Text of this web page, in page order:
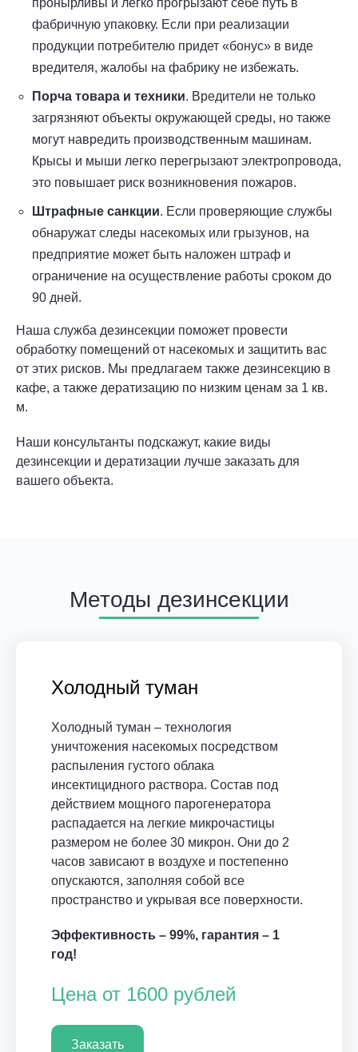
пронырливы и легко прогрызают себе путь в
фабричную упаковку. Если при реализации
продукции потребителю придет «бонус» в виде
вредителя, жалобы на фабрику не избежать.
Порча товара и техники. Вредители не только
загрязняют объекты окружающей среды, но также
могут навредить производственным машинам.
Крысы и мыши легко перегрызают электропровода,
это повышает риск возникновения пожаров.
Штрафные санкции. Если проверяющие службы
обнаружат следы насекомых или грызунов, на
предприятие может быть наложен штраф и
ограничение на осуществление работы сроком до
90 дней.
Наша служба дезинсекции поможет провести
обработку помещений от насекомых и защитить вас
от этих рисков. Мы предлагаем также дезинсекцию в
кафе, а также дератизацию по низким ценам за 1 кв.
м.
Наши консультанты подскажут, какие виды
дезинсекции и дератизации лучше заказать для
вашего объекта.
Методы дезинсекции
Холодный туман
Холодный туман – технология
уничтожения насекомых посредством
распыления густого облака
инсектицидного раствора. Состав под
действием мощного парогенератора
распадается на легкие микрочастицы
размером не более 30 микрон. Они до 2
часов зависают в воздухе и постепенно
опускаются, заполняя собой все
пространство и укрывая все поверхности.
Эффективность – 99%, гарантия – 1
год!
Цена от 1600 рублей
Заказать